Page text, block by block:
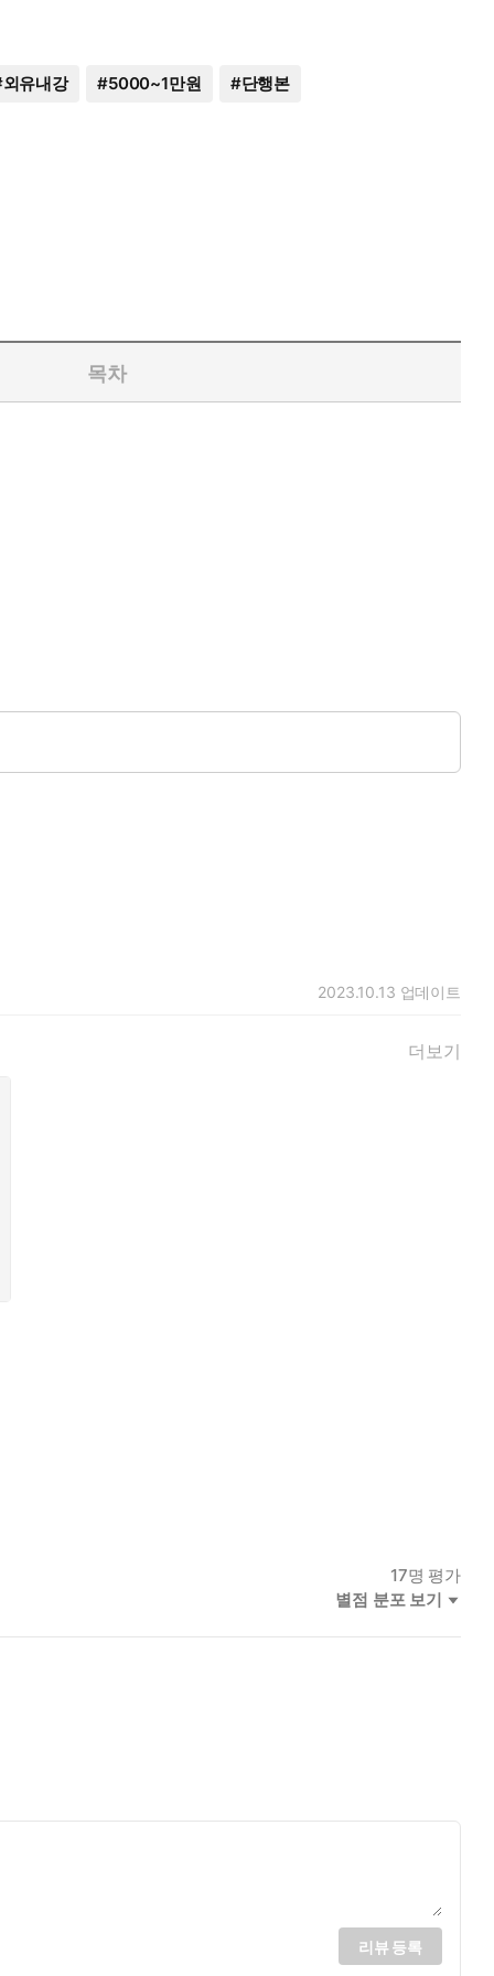
외유내강 #5000~1만원 #단행본
목차
어요. 그러면 아쉬움 없이 그 결혼, 할 수 있을 것 같거든요.”
2023.10.13 업데이트
더보기
17명 평가
별점 분포 보기
리뷰 등록